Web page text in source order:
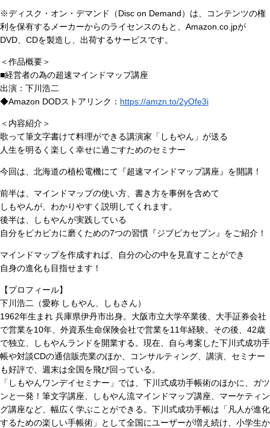
※ディスク・オン・デマンド（Disc on Demand）は、コンテンツの権
利を保有するメーカーからのライセンスのもと、Amazon.co.jpが
DVD、CDを製造し、出荷するサービスです。
＜作品概要＞
■経営者の為の超速マインドマップ講座
出演：下川浩二
◆Amazon DODストアリンク： https://amzn.to/2yOfe3i
＜内容紹介＞
歌って筆文字書けて料理ができる講演家「しもやん」が送る
人生を明るく楽しく幸せに過ごすためのセミナー
今回は、北海道の植松電機にて『超速マインドマップ講座』を開講！
前半は、マインドマップの使い方、書き方を事例を含めて
しもやんが、わかりやすく説明してくれます。
後半は、しもやんが実践している
自分をピカピカに磨くための7つの習慣『ジブピカセブン』をご紹介！
マインドマップを作成すれば、自分の心の中を見直すことができ
自身の進化も目指せます！
【プロフィール】
下川浩二（愛称 しもやん、しもさん）
1962年生まれ 兵庫県伊丹市出身。大阪市立大学卒業後、大手証券会社
で営業を10年、外資系生命保険会社で営業を11年経験。その後、42歳
で独立、しもやんランドを開業する。現在、自ら考案した下川式成功手
帳や対談CDの通信販売業のほか、コンサルティング、講演、セミナー
も好評で、週末は全国を飛び回っている。
「しもやんワンデイセミナー」では、下川式成功手帳術のほかに、ガツ
ンと一発！筆文字講座、しもやん流マインドマップ講座、マーケティン
グ講座など、幅広く学ぶことができる。下川式成功手帳は「凡人が進化
するための楽しい手帳術」として全国にユーザーが増え続け、小学生か